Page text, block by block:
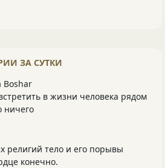
ЗА СУТКИ
Boshar
в жизни человека рядом
ничего
религий тело и его порывы
конечно.